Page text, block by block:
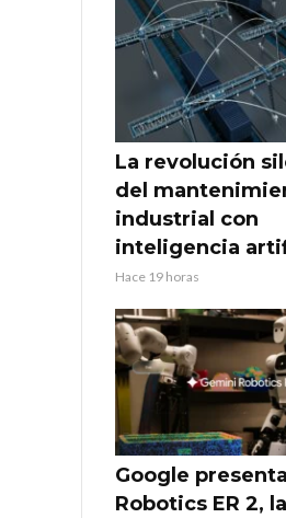
La revolución
del
industrial con
inteligencia
Hace 19 horas
Google
Robotics ER 2,